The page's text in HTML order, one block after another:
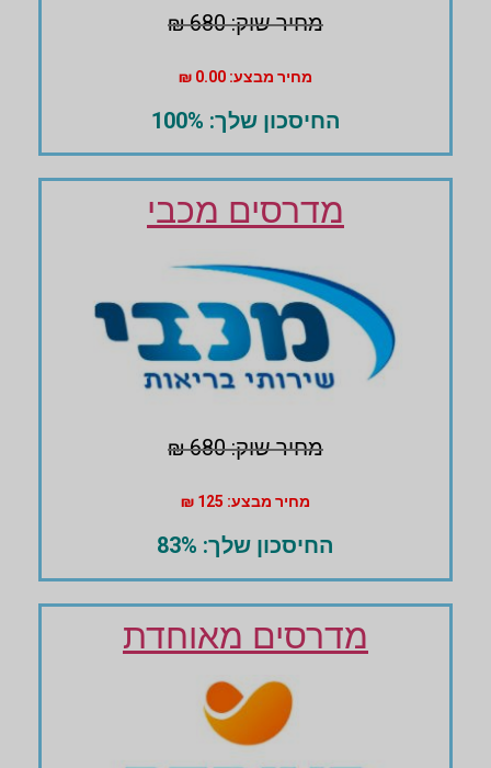
מחיר שוק: 680 ₪
מחיר מבצע: 0.00 ₪
החיסכון שלך: 100%
מדרסים מכבי
מחיר שוק: 680 ₪
מחיר מבצע: 125 ₪
החיסכון שלך: 83%
מדרסים מאוחדת